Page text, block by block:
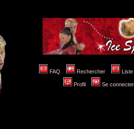
FAQ Rechercher Liste
Profil Se